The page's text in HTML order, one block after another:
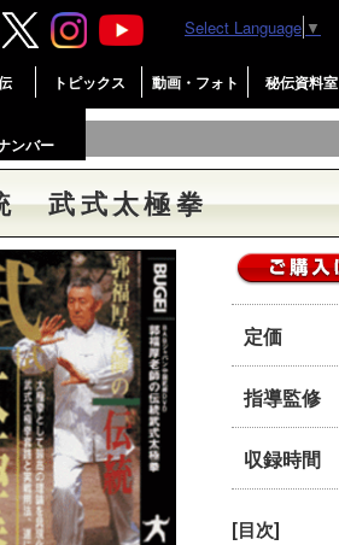
ンバー
トピックス 動画・フォト 秘伝資料室
Select Language ▼
武式太極拳
定価
指導監修
収録時間
[目次]